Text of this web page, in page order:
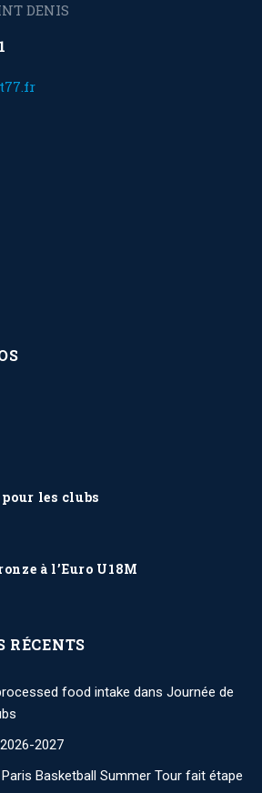
DENIS
les clubs
à l’Euro U18M
RÉCENTS
food intake dans Journée de
2027
Basketball Summer Tour fait étape